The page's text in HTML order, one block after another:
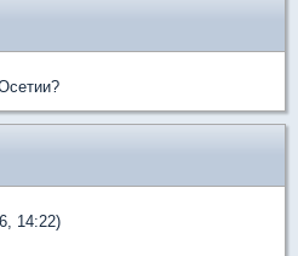
14:22)